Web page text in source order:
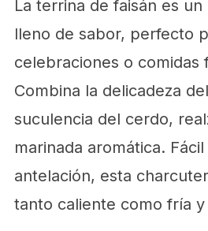
La terrina de faisán es
lleno de sabor, perfecto
celebraciones o comidas
Combina la delicadeza
suculencia del cerdo,
marinada aromática.
antelación, esta
tanto caliente como fría